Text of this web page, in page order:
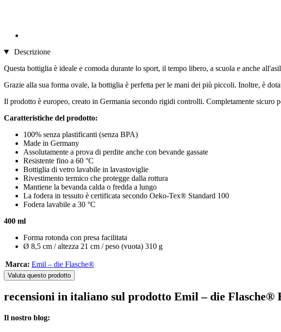
Descrizione
Questa bottiglia è ideale e comoda durante lo sport, il tempo libero, a scuola e anche
Grazie alla sua forma ovale, la bottiglia è perfetta per le mani dei più piccoli. Inoltre, è
Il prodotto è europeo, creato in Germania secondo rigidi controlli. Completamente sicuro
Caratteristiche del prodotto:
100% senza plastificanti (senza BPA)
Made in Germany
Assolutamente a prova di perdite anche con bevande gassate
Resistente fino a 60 °C
Bottiglia di vetro lavabile in lavastoviglie
Rivestimento termico che protegge dalla rottura
Mantiene la bevanda calda o fredda a lungo
La fodera in tessuto è certificata secondo Oeko-Tex® Standard 100
Fodera lavabile a 30 °C
400 ml
Forma rotonda con presa facilitata
Ø 8,5 cm / altezza 21 cm / peso (vuota) 310 g
Marca: Emil – die Flasche®
Valuta questo prodotto
recensioni in italiano sul prodotto Emil – die Flasche®
Il nostro blog: